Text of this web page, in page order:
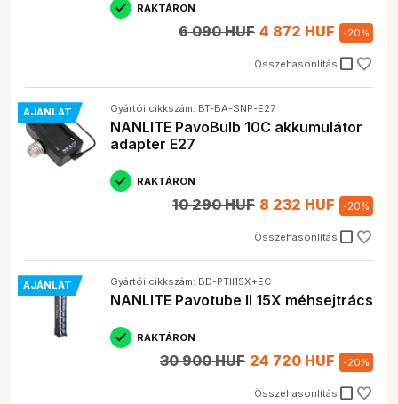
RAKTÁRON
Összehasonlítás check_box_outline_blank
6 090 HUF 4 872 HUF -20%
AJÁNLAT Gyártói cikkszám: BT-BA-SNP-E27
NANLITE PavoBulb 10C akkumulátor
adapter E27
RAKTÁRON
Összehasonlítás check_box_outline_blank
10 290 HUF 8 232 HUF -20%
AJÁNLAT Gyártói cikkszám: BD-PTII15X+EC
NANLITE Pavotube II 15X méhsejtrács
RAKTÁRON
Összehasonlítás check_box_outline_blank
30 900 HUF 24 720 HUF -20%